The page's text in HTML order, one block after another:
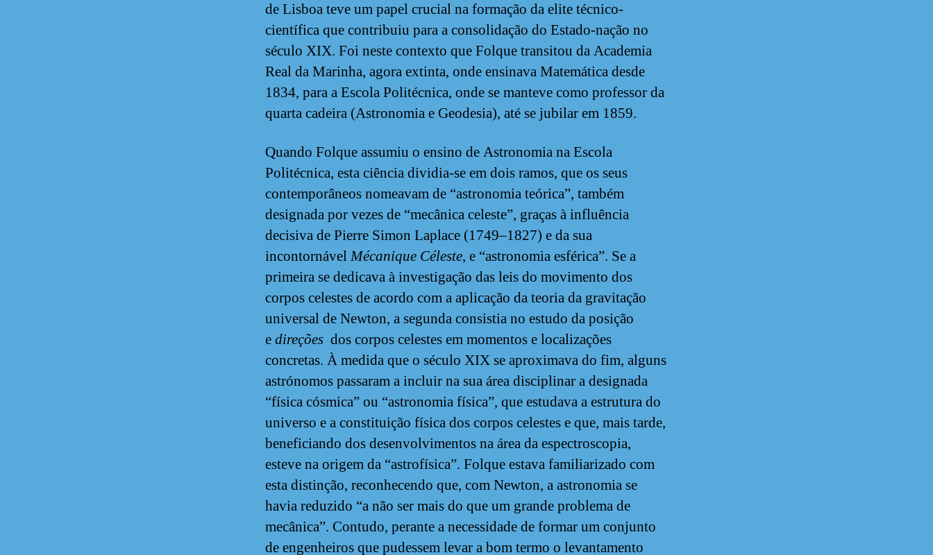
de Lisboa teve um papel crucial na formação da elite técnico-
científica que contribuiu para a consolidação do Estado-nação no
século XIX. Foi neste contexto que Folque transitou da Academia
Real da Marinha, agora extinta, onde ensinava Matemática desde
1834, para a Escola Politécnica, onde se manteve como professor da
quarta cadeira (Astronomia e Geodesia), até se jubilar em 1859.
Quando Folque assumiu o ensino de Astronomia na Escola
Politécnica, esta ciência dividia-se em dois ramos, que os seus
contemporâneos nomeavam de “astronomia teórica”, também
designada por vezes de “mecânica celeste”, graças à influência
decisiva de Pierre Simon Laplace (1749–1827) e da sua
incontornávelMécanique Céleste, e “astronomia esférica”. Se a
primeira se dedicava à investigação das leis do movimento dos
corpos celestes de acordo com a aplicação da teoria da gravitação
universal de Newton, a segunda consistia no estudo da posição
edireções dos corpos celestes em momentos e localizações
concretas. À medida que o século XIX se aproximava do fim, alguns
astrónomos passaram a incluir na sua área disciplinar a designada
“física cósmica” ou “astronomia física”, que estudava a estrutura do
universo e a constituição física dos corpos celestes e que, mais tarde,
beneficiando dos desenvolvimentos na área da espectroscopia,
esteve na origem da “astrofísica”. Folque estava familiarizado com
esta distinção, reconhecendo que, com Newton, a astronomia se
havia reduzido “a não ser mais do que um grande problema de
mecânica”. Contudo, perante a necessidade de formar um conjunto
de engenheiros que pudessem levar a bom termo o levantamento